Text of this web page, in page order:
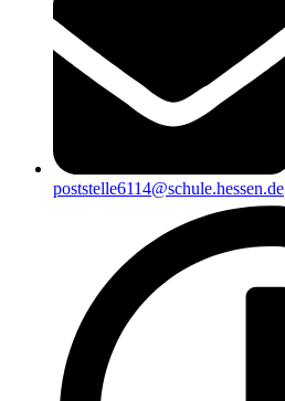
poststelle6114@schule.hessen.de